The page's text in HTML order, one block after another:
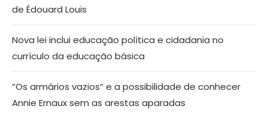
de Édouard Louis
Nova lei inclui educação política e cidadania no
currículo da educação básica
“Os armários vazios” e a possibilidade de conhecer
Annie Ernaux sem as arestas aparadas